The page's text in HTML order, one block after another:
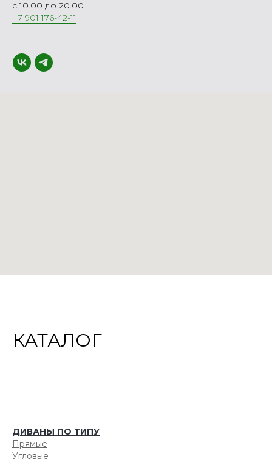
с 10.00 до 20.00
+7 901 176-42-11
КАТАЛОГ
ДИВАНЫ ПО ТИПУ
Прямые
Угловые